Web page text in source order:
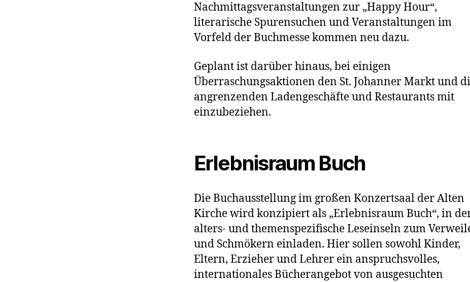
Nachmittagsveranstaltungen zur „Happy Hour“,
literarische Spurensuchen und Veranstaltungen im
Vorfeld der Buchmesse kommen neu dazu.
Geplant ist darüber hinaus, bei einigen
Überraschungsaktionen den St. Johanner Markt und
angrenzenden Ladengeschäfte und Restaurants mit
einzubeziehen.
Erlebnisraum Buch
Die Buchausstellung im großen Konzertsaal der Alten
Kirche wird konzipiert als „Erlebnisraum Buch“, in
alters- und themenspezifische Leseinseln zum
und Schmökern einladen. Hier sollen sowohl Kinder,
Eltern, Erzieher und Lehrer ein anspruchsvolles,
internationales Bücherangebot von ausgesuchten